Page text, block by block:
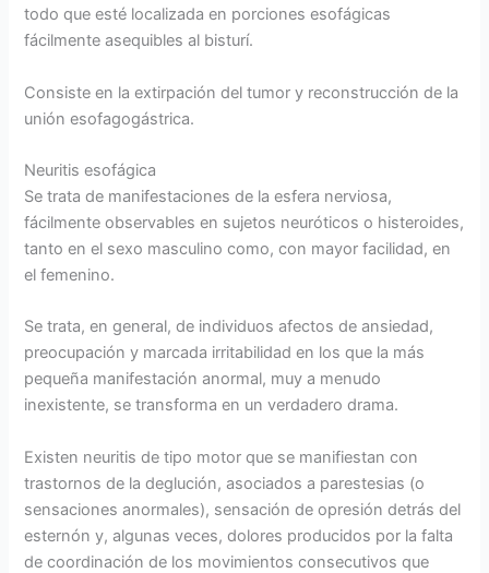
todo que esté localizada en porciones esofágicas
fácilmente asequibles al bisturí.
Consiste en la extirpación del tumor y reconstrucción de la
unión esofagogástrica.
Neuritis esofágica
Se trata de manifestaciones de la esfera nerviosa,
fácilmente observables en sujetos neuróticos o histeroides,
tanto en el sexo masculino como, con mayor facilidad, en
el femenino.
Se trata, en general, de individuos afectos de ansiedad,
preocupación y marcada irritabilidad en los que la más
pequeña manifestación anormal, muy a menudo
inexistente, se transforma en un verdadero drama.
Existen neuritis de tipo motor que se manifiestan con
trastornos de la deglución, asociados a parestesias (o
sensaciones anormales), sensación de opresión detrás del
esternón y, algunas veces, dolores producidos por la falta
de coordinación de los movimientos consecutivos que